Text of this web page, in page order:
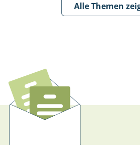
Alle Themen